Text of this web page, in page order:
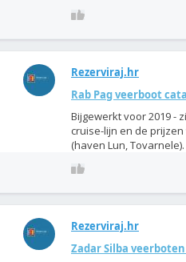
Rezerviraj.hr
Rab Pag veerboot
Bijgewerkt voor 2019 -
cruise-lijn en de
(haven Lun,
Rezerviraj.hr
Zadar Silba